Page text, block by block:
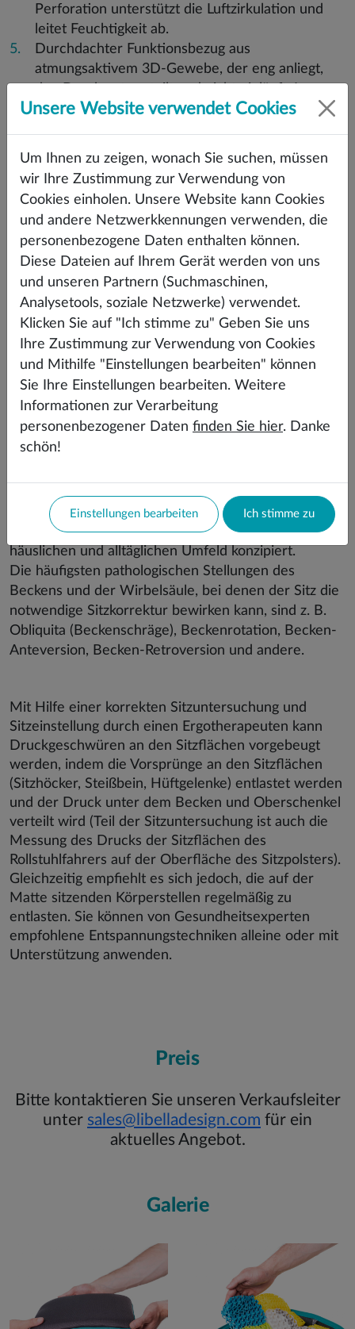
Unsere Website verwendet Cookies
Um Ihnen zu zeigen, wonach Sie suchen, müssen
wir Ihre Zustimmung zur Verwendung von
Cookies einholen. Unsere Website kann Cookies
und andere Netzwerkkennungen verwenden, die
personenbezogene Daten enthalten können.
Diese Dateien auf Ihrem Gerät werden von uns
und unseren Partnern (Suchmaschinen,
Analysetools, soziale Netzwerke) verwendet.
Klicken Sie auf "Ich stimme zu" Geben Sie uns
Ihre Zustimmung zur Verwendung von Cookies
und Mithilfe "Einstellungen bearbeiten" können
Sie Ihre Einstellungen bearbeiten. Weitere
Informationen zur Verarbeitung
personenbezogener Daten finden Sie hier. Danke
schön!
Einstellungen bearbeiten Ich stimme zu
Perforation unterstützt die Luftzirkulation und
leitet Feuchtigkeit ab.
Durchdachter Funktionsbezug aus
atmungsaktivem 3D-Gewebe, der eng anliegt,
den Druck gut verteilt und nicht einläuft. In
Kombination mit der Mesh-Unterseite ermöglicht
Sitzes. Wir bieten die Beschichtung in vier
Farbvarianten an.
Für wen ist Seat Junior gedacht?
Wir haben den Libella Seat Junior vor allem für
pädiatrische Rollstuhlfahrer unterschiedlicher Art
(mechanisch und elektrisch) und Einstellungen mit
Dekubitusrisiko im Sitzbereich und zur
Haltungsverbesserung bei pathologischer
Beckenstellung, Wirbelsäulenverkrümmung usw.
entwickelt erhöhte Sitzstabilität.
Das Sitzsystem ist für Rollstuhlfahrer mit
Zerebralparese, Muskeldystrophie, Multiple Sklerose,
Amputation der unteren Gliedmaßen und andere) im
häuslichen und alltäglichen Umfeld konzipiert.
Die häufigsten pathologischen Stellungen des
Beckens und der Wirbelsäule, bei denen der Sitz die
notwendige Sitzkorrektur bewirken kann, sind z. B.
Obliquita (Beckenschräge), Beckenrotation, Becken-
Anteversion, Becken-Retroversion und andere.
Mit Hilfe einer korrekten Sitzuntersuchung und
Sitzeinstellung durch einen Ergotherapeuten kann
Druckgeschwüren an den Sitzflächen vorgebeugt
werden, indem die Vorsprünge an den Sitzflächen
(Sitzhöcker, Steißbein, Hüftgelenke) entlastet werden
und der Druck unter dem Becken und Oberschenkel
verteilt wird (Teil der Sitzuntersuchung ist auch die
Messung des Drucks der Sitzflächen des
Rollstuhlfahrers auf der Oberfläche des Sitzpolsters).
Gleichzeitig empfiehlt es sich jedoch, die auf der
Matte sitzenden Körperstellen regelmäßig zu
entlasten. Sie können von Gesundheitsexperten
empfohlene Entspannungstechniken alleine oder mit
Unterstützung anwenden.
Preis
Bitte kontaktieren Sie unseren Verkaufsleiter
unter sales@libelladesign.com für ein
aktuelles Angebot.
Galerie